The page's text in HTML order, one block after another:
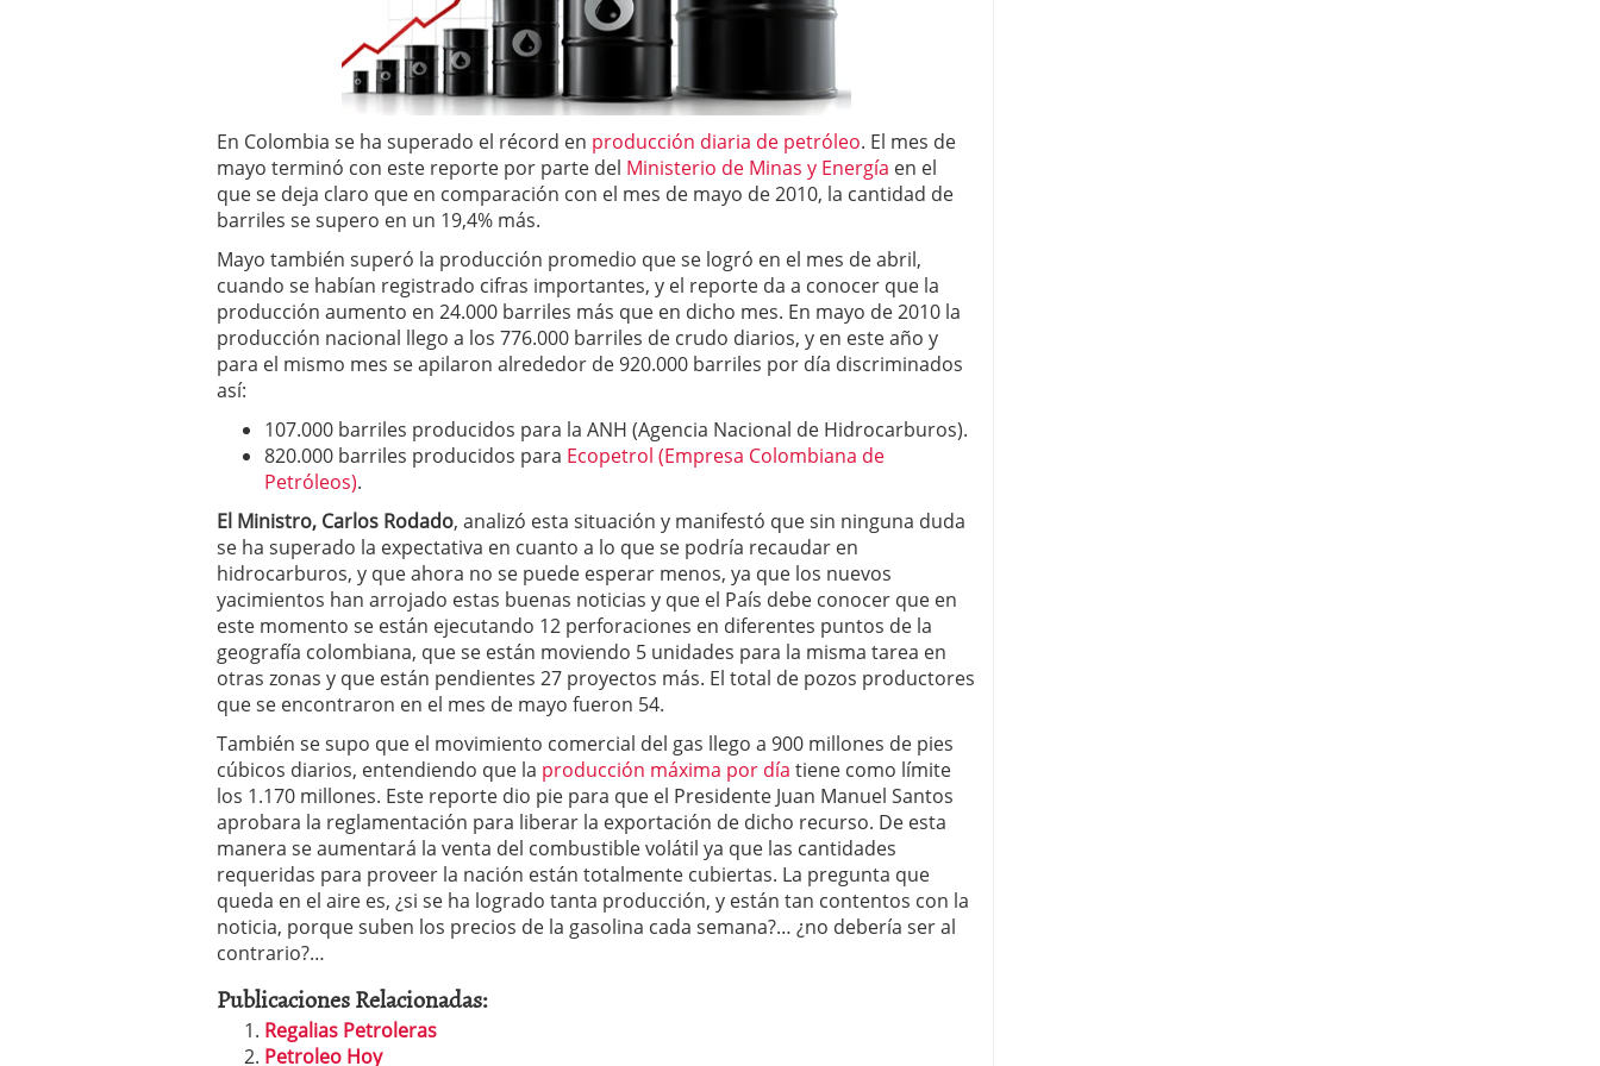
En Colombia se ha superado el récord en producción diaria de petróleo. El mes de
mayo terminó con este reporte por parte del Ministerio de Minas y Energía en el
que se deja claro que en comparación con el mes de mayo de 2010, la cantidad de
barriles se supero en un 19,4% más.
Mayo también superó la producción promedio que se logró en el mes de abril,
cuando se habían registrado cifras importantes, y el reporte da a conocer que la
producción aumento en 24.000 barriles más que en dicho mes. En mayo de 2010 la
producción nacional llego a los 776.000 barriles de crudo diarios, y en este año y
para el mismo mes se apilaron alrededor de 920.000 barriles por día discriminados
así:
107.000 barriles producidos para la ANH (Agencia Nacional de Hidrocarburos).
820.000 barriles producidos para Ecopetrol (Empresa Colombiana de
Petróleos).
El Ministro, Carlos Rodado, analizó esta situación y manifestó que sin ninguna duda
se ha superado la expectativa en cuanto a lo que se podría recaudar en
hidrocarburos, y que ahora no se puede esperar menos, ya que los nuevos
yacimientos han arrojado estas buenas noticias y que el País debe conocer que en
este momento se están ejecutando 12 perforaciones en diferentes puntos de la
geografía colombiana, que se están moviendo 5 unidades para la misma tarea en
otras zonas y que están pendientes 27 proyectos más. El total de pozos productores
que se encontraron en el mes de mayo fueron 54.
También se supo que el movimiento comercial del gas llego a 900 millones de pies
cúbicos diarios, entendiendo que la producción máxima por día tiene como límite
los 1.170 millones. Este reporte dio pie para que el Presidente Juan Manuel Santos
aprobara la reglamentación para liberar la exportación de dicho recurso. De esta
manera se aumentará la venta del combustible volátil ya que las cantidades
requeridas para proveer la nación están totalmente cubiertas. La pregunta que
queda en el aire es, ¿si se ha logrado tanta producción, y están tan contentos con la
noticia, porque suben los precios de la gasolina cada semana?… ¿no debería ser al
contrario?…
Publicaciones Relacionadas:
Regalias Petroleras
Petroleo Hoy